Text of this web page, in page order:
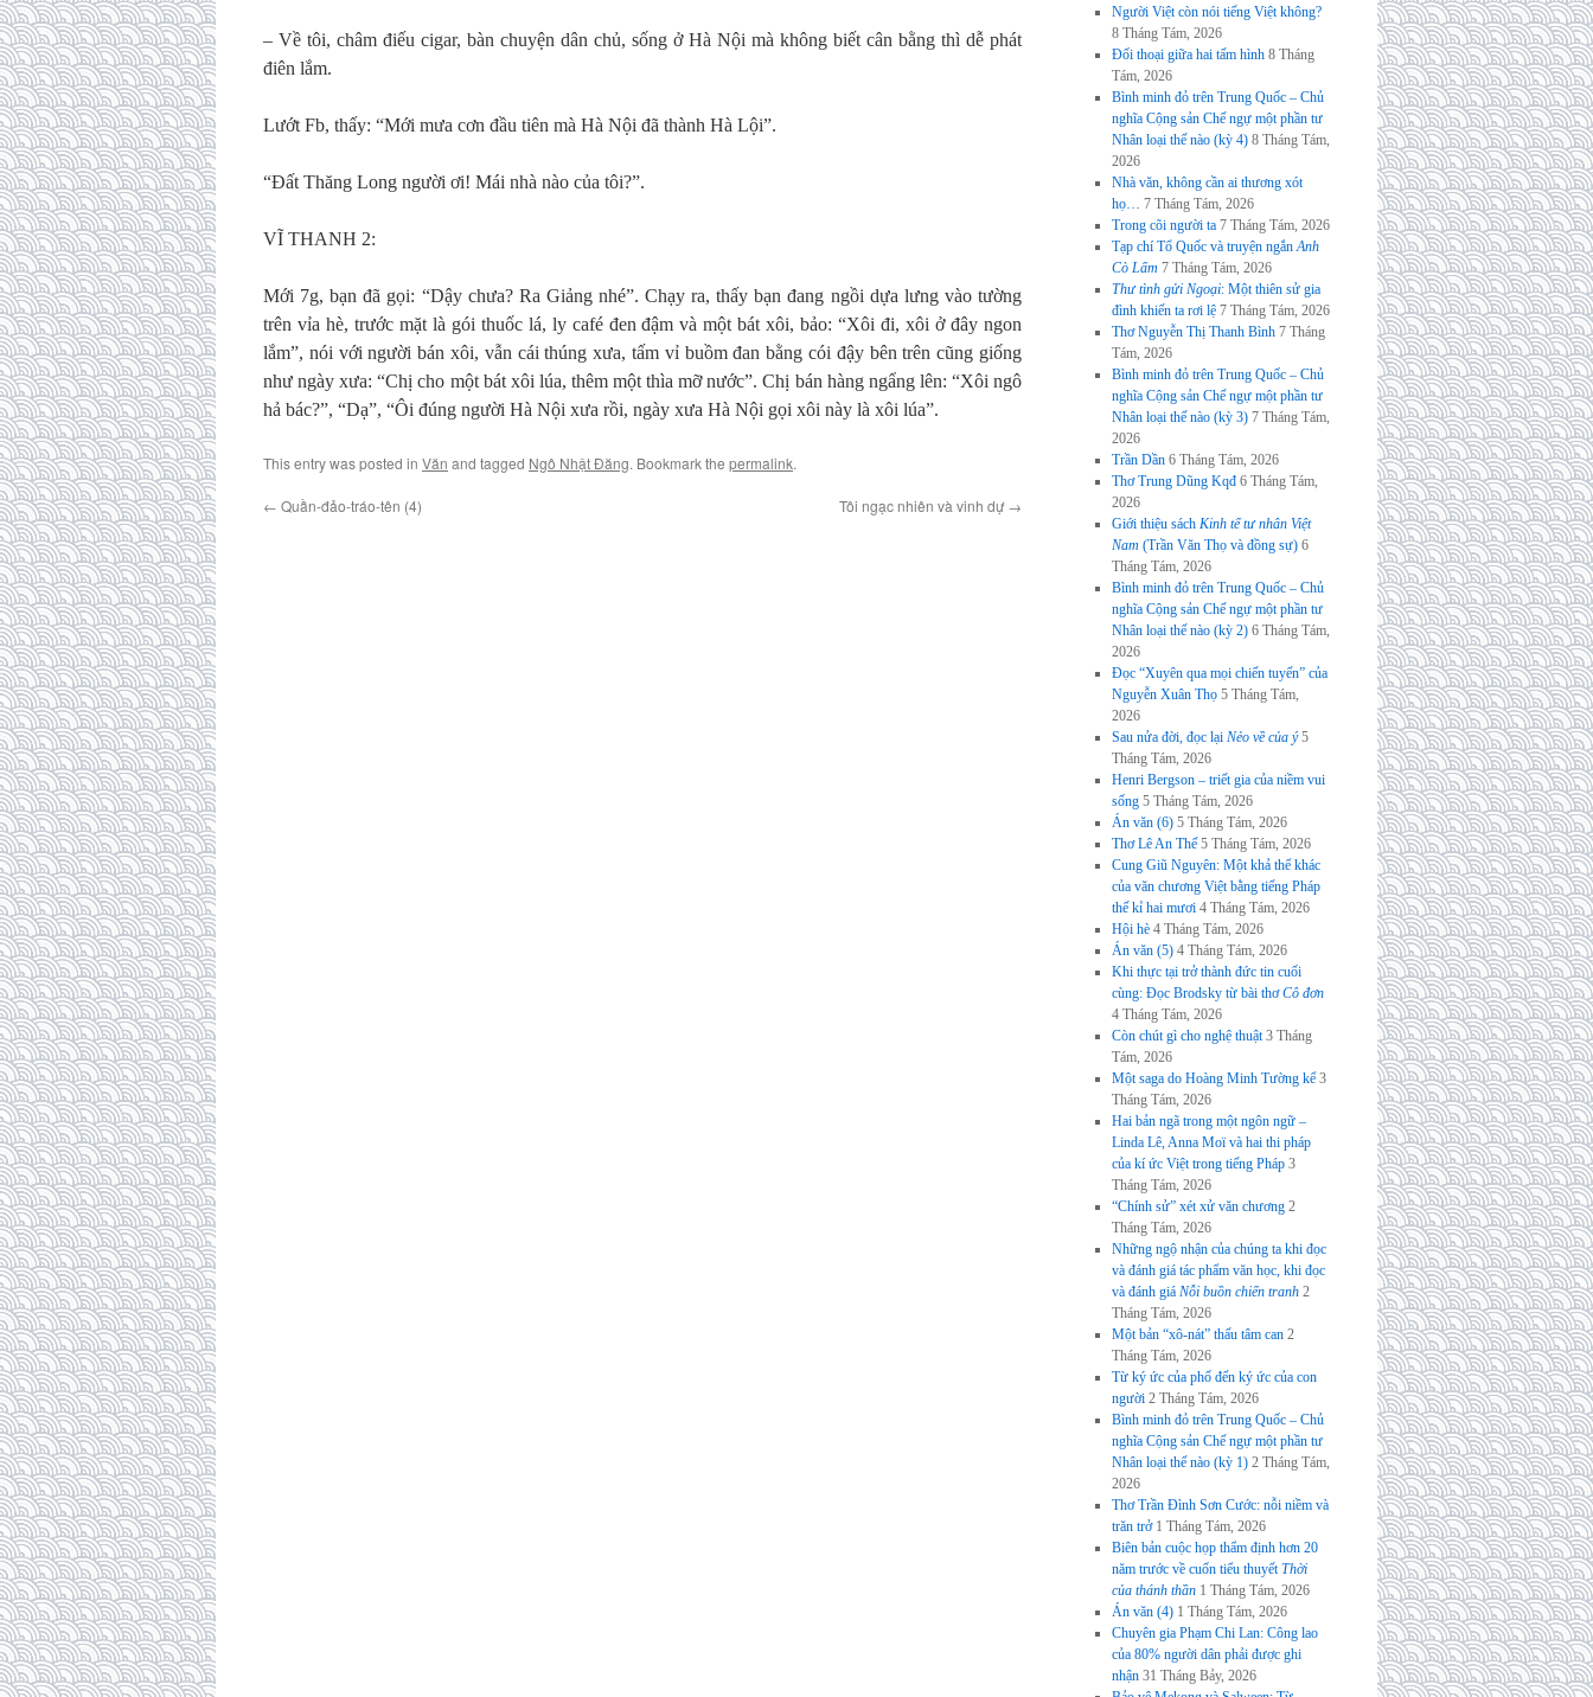
– Về tôi, châm điếu cigar, bàn chuyện dân chủ, sống ở Hà Nội mà không biết cân bằng thì dễ phát
điên lắm.
Lướt Fb, thấy: “Mới mưa cơn đầu tiên mà Hà Nội đã thành Hà Lội”.
“Đất Thăng Long người ơi! Mái nhà nào của tôi?”.
VĨ THANH 2:
Mới 7g, bạn đã gọi: “Dậy chưa? Ra Giảng nhé”. Chạy ra, thấy bạn đang ngồi dựa lưng vào tường
trên vỉa hè, trước mặt là gói thuốc lá, ly café đen đậm và một bát xôi, bảo: “Xôi đi, xôi ở đây ngon
lắm”, nói với người bán xôi, vẫn cái thúng xưa, tấm vỉ buồm đan bằng cói đậy bên trên cũng giống
như ngày xưa: “Chị cho một bát xôi lúa, thêm một thìa mỡ nước”. Chị bán hàng ngẩng lên: “Xôi ngô
hả bác?”, “Dạ”, “Ôi đúng người Hà Nội xưa rồi, ngày xưa Hà Nội gọi xôi này là xôi lúa”.
This entry was posted in Văn and tagged Ngô Nhật Đăng. Bookmark the permalink.
← Quần-đảo-tráo-tên (4) Tôi ngạc nhiên và vinh dự→
Người Việt còn nói tiếng Việt không?
8 Tháng Tám, 2026
Đối thoại giữa hai tấm hình 8 Tháng
Tám, 2026
Bình minh đỏ trên Trung Quốc – Chủ
nghĩa Cộng sản Chế ngự một phần tư
Nhân loại thế nào (kỳ 4) 8 Tháng Tám,
2026
Nhà văn, không cần ai thương xót
họ… 7 Tháng Tám, 2026
Trong cõi người ta 7 Tháng Tám, 2026
Tạp chí Tổ Quốc và truyện ngắnAnh
Cò Lấm 7 Tháng Tám, 2026
Thư tình gửi Ngoại: Một thiên sử gia
đình khiến ta rơi lệ 7 Tháng Tám, 2026
Thơ Nguyễn Thị Thanh Bình 7 Tháng
Tám, 2026
Bình minh đỏ trên Trung Quốc – Chủ
nghĩa Cộng sản Chế ngự một phần tư
Nhân loại thế nào (kỳ 3) 7 Tháng Tám,
2026
Trần Dần 6 Tháng Tám, 2026
Thơ Trung Dũng Kqđ 6 Tháng Tám,
2026
Giới thiệu sách Kinh tế tư nhân Việt
Nam (Trần Văn Thọ và đồng sự) 6
Tháng Tám, 2026
Bình minh đỏ trên Trung Quốc – Chủ
nghĩa Cộng sản Chế ngự một phần tư
Nhân loại thế nào (kỳ 2) 6 Tháng Tám,
2026
Đọc “Xuyên qua mọi chiến tuyến” của
Nguyễn Xuân Thọ 5 Tháng Tám,
2026
Sau nửa đời, đọc lại Nẻo về của ý 5
Tháng Tám, 2026
Henri Bergson – triết gia của niềm vui
sống 5 Tháng Tám, 2026
Án văn (6) 5 Tháng Tám, 2026
Thơ Lê An Thế 5 Tháng Tám, 2026
Cung Giũ Nguyên: Một khả thể khác
của văn chương Việt bằng tiếng Pháp
thế kỉ hai mươi 4 Tháng Tám, 2026
Hội hè 4 Tháng Tám, 2026
Án văn (5) 4 Tháng Tám, 2026
Khi thực tại trở thành đức tin cuối
cùng: Đọc Brodsky từ bài thơCô đơn
4 Tháng Tám, 2026
Còn chút gì cho nghệ thuật 3 Tháng
Tám, 2026
Một saga do Hoàng Minh Tường kể 3
Tháng Tám, 2026
Hai bản ngã trong một ngôn ngữ –
Linda Lê, Anna Moï và hai thi pháp
của kí ức Việt trong tiếng Pháp 3
Tháng Tám, 2026
“Chính sử” xét xử văn chương 2
Tháng Tám, 2026
Những ngộ nhận của chúng ta khi đọc
và đánh giá tác phẩm văn học, khi đọc
và đánh giá Nỗi buồn chiến tranh 2
Tháng Tám, 2026
Một bản “xô-nát” thấu tâm can 2
Tháng Tám, 2026
Từ ký ức của phố đến ký ức của con
người 2 Tháng Tám, 2026
Bình minh đỏ trên Trung Quốc – Chủ
nghĩa Cộng sản Chế ngự một phần tư
Nhân loại thế nào (kỳ 1) 2 Tháng Tám,
2026
Thơ Trần Đình Sơn Cước: nỗi niềm và
trăn trở 1 Tháng Tám, 2026
Biên bản cuộc họp thẩm định hơn 20
năm trước về cuốn tiểu thuyếtThời
của thánh thần 1 Tháng Tám, 2026
Án văn (4) 1 Tháng Tám, 2026
Chuyên gia Phạm Chi Lan: Công lao
của 80% người dân phải được ghi
nhận 31 Tháng Bảy, 2026